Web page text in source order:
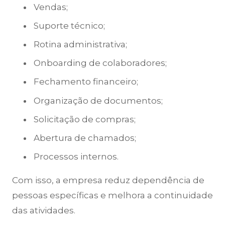
Vendas;
Suporte técnico;
Rotina administrativa;
Onboarding de colaboradores;
Fechamento financeiro;
Organização de documentos;
Solicitação de compras;
Abertura de chamados;
Processos internos.
Com isso, a empresa reduz dependência de
pessoas específicas e melhora a continuidade
das atividades.